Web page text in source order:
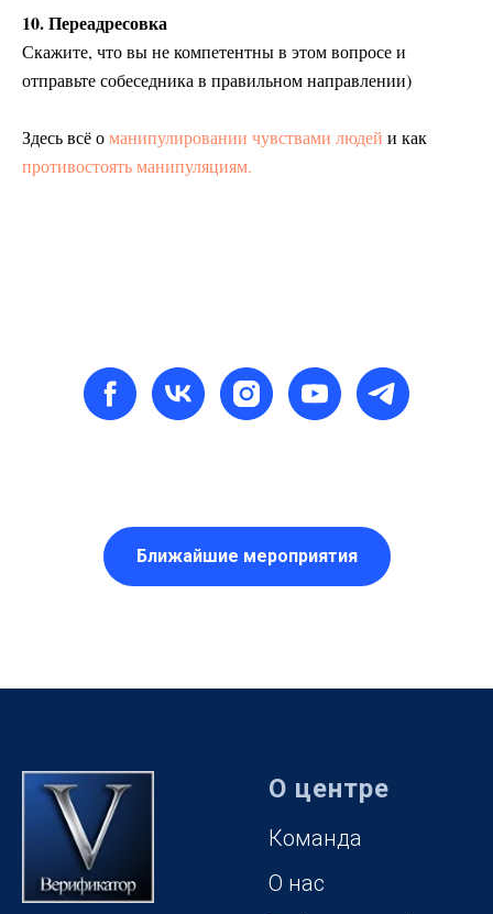
10. Переадресовка
Скажите, что вы не компетентны в этом вопросе и
отправьте собеседника в правильном направлении)
Здесь всё оманипулировании чувствами людей и как
противостоять манипуляциям.
Ближайшие мероприятия
О центре
Команда
О нас